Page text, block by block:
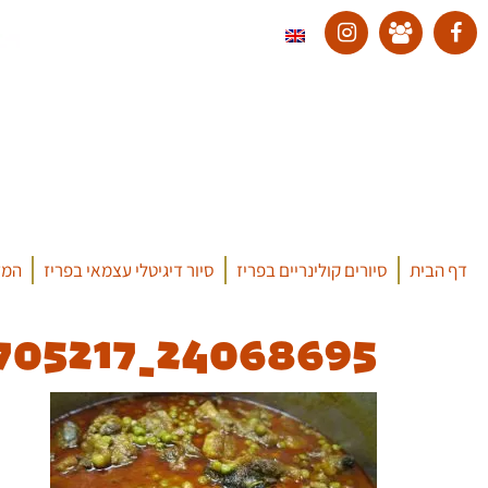
דף הבית סיורים קולינריים בפריז סיור דיגיטלי עצמאי בפריז
24068695_334308293705217_7349739948069863651_o